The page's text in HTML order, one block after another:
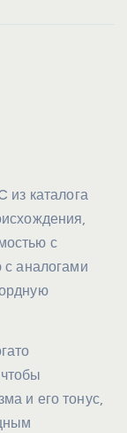
каталога
с
аналогами
и его тонус,